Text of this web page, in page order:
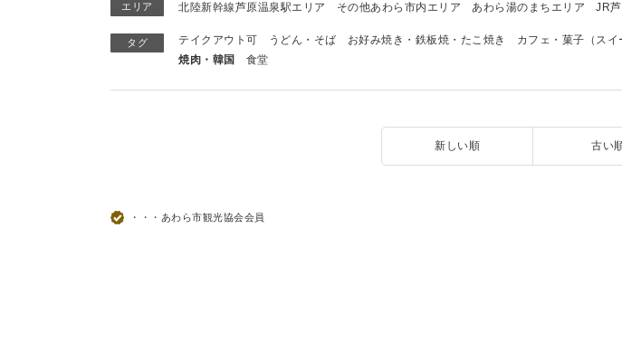
エリア 北陸新幹線芦原温泉駅エリア その他あわら市内エリア あわら湯のまちエリア JR
タグ テイクアウト可 うどん・そば お好み焼き・鉄板焼・たこ焼き カフェ・菓子（スイ
焼肉・韓国
食堂
新しい順 古い
・・・あわら市観光協会会員